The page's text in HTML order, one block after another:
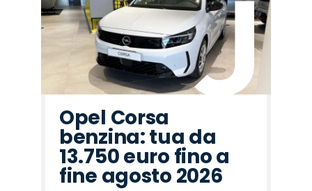
Rover
Romeo
Opel Corsa
benzina: tua da
13.750 euro fino a
fine agosto 2026